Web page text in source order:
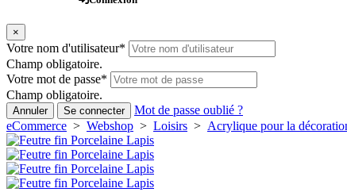
×
Votre nom d'utilisateur*
Champ obligatoire.
Votre mot de passe*
Champ obligatoire.
Annuler Se connecter
Mot de passe oublié ?
eCommerce > Webshop > Loisirs > Acrylique pour la